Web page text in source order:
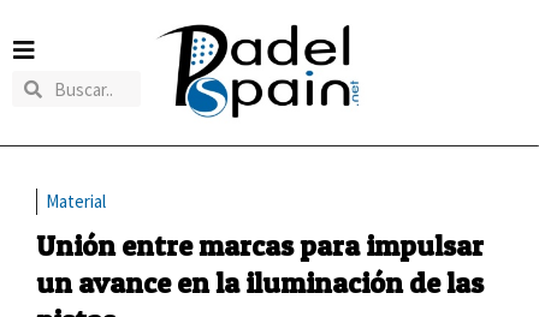
Material
Unión entre marcas para impulsar
un avance en la iluminación de las